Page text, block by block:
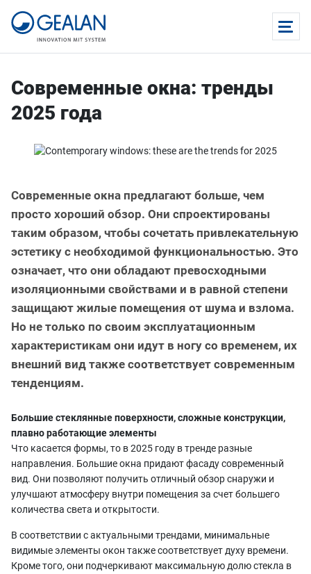
Современные окна: тренды
2025 года
Современные окна предлагают больше, чем
просто хороший обзор. Они спроектированы
таким образом, чтобы сочетать привлекательную
эстетику с необходимой функциональностью. Это
означает, что они обладают превосходными
изоляционными свойствами и в равной степени
защищают жилые помещения от шума и взлома.
Но не только по своим эксплуатационным
характеристикам они идут в ногу со временем, их
внешний вид также соответствует современным
тенденциям.
Большие стеклянные поверхности, сложные конструкции,
плавно работающие элементы
Что касается формы, то в 2025 году в тренде разные
направления. Большие окна придают фасаду современный
вид. Они позволяют получить отличный обзор снаружи и
улучшают атмосферу внутри помещения за счет большего
количества света и открытости.
В соответствии с актуальными трендами, минимальные
видимые элементы окон также соответствует духу времени.
Кроме того, они подчеркивают максимальную долю стекла в